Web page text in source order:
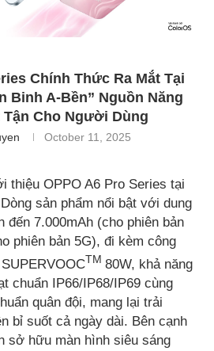
Chính Thức Ra Mắt Tại
Binh A-Bền” Nguồn Năng
Cho Người Dùng
October 11, 2025
thiệu OPPO A6 Pro Series tại
sản phẩm nổi bật với dung
đến 7.000mAh (cho phiên bản
phiên bản 5G), đi kèm công
TM 80W, khả năng
chuẩn IP66/IP68/IP69 cùng
quân đội, mang lại trải
bỉ suốt cả ngày dài. Bên cạnh
sở hữu màn hình siêu sáng